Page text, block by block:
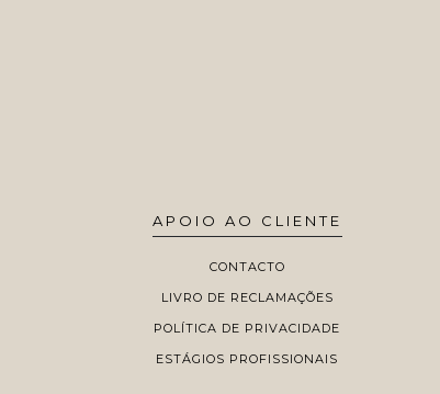
APOIO AO CLIENTE
CONTACTO
LIVRO DE RECLAMAÇÕES
POLÍTICA DE PRIVACIDADE
ESTÁGIOS PROFISSIONAIS